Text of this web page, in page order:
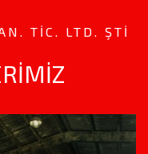
TİC. LTD. ŞTİ